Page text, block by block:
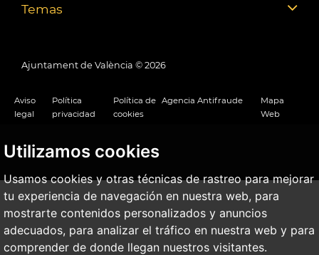
Utilizamos cookies
Usamos cookies y otras técnicas de rastreo para mejorar
tu experiencia de navegación en nuestra web, para
mostrarte contenidos personalizados y anuncios
adecuados, para analizar el tráfico en nuestra web y para
comprender de donde llegan nuestros visitantes.
Temas
Ajuntament de València © 2026
Aviso
legal
Política
privacidad
Política de
cookies
Agencia Antifraude
Mapa
Web